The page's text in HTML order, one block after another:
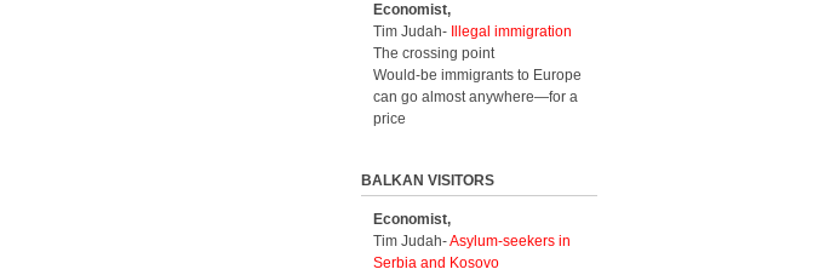
Economist,
Tim Judah-
Illegal immigration
The crossing point
Would-be immigrants to Europe
can go almost anywhere—for a
price
BALKAN VISITORS
Economist,
Tim Judah-Asylum-seekers in
Serbia and Kosovo